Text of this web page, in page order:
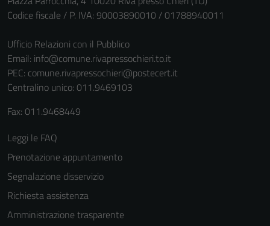
Codice fiscale / P. IVA: 90003890010 / 01788940011
Ufficio Relazioni con il Pubblico
Email: info@comune.rivapressochieri.to.it
PEC: comune.rivapressochieri@postecert.it
Centralino unico: 011.9469103
Fax: 011.9468449
Leggi le FAQ
Prenotazione appuntamento
Segnalazione disservizio
Richiesta assistenza
Amministrazione trasparente